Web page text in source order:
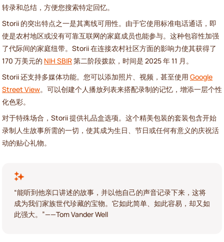
转录和总结，方便您搜索特定回忆。
Storii 的突出特点之一是其离线可用性。由于它使用标准电话通话，即
使是农村地区或没有可靠互联网的家庭成员也能参与。这种包容性加强
了代际间的家庭纽带。Storii 在连接农村社区方面的影响力使其获得了
170 万美元的 NIH SBIR第二阶段拨款，时间是 2025 年 11 月。
Storii 还支持多媒体功能。您可以添加照片、视频，甚至使用 Google
Street View。可以创建个人播放列表来搭配录制的记忆，增添一层个性
化色彩。
对于特殊场合，Storii 提供礼品盒选项。这个精美包装的套装包含开始
录制人生故事所需的一切，使其成为生日、节日或任何有意义的庆祝活
动的贴心礼物。
“能听到他亲口讲述的故事，并以他自己的声音记录下来，这将
成为我们家族世代珍藏的宝物。它如此简单、如此容易，却又如
此强大。”——Tom Vander Well